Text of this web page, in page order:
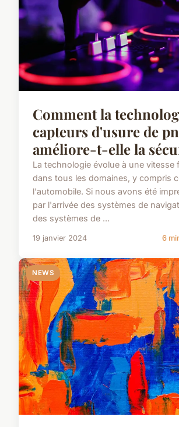
Comment la
capteurs d'usure de
améliore-t-elle la
La technologie évolue à une vitesse
dans tous les domaines, y compris
l'automobile. Si nous avons été
par l'arrivée des systèmes de
des systèmes de ...
19 janvier 2024 6
NEWS